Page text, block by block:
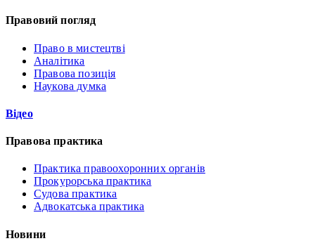
Правовий погляд
Право в мистецтві
Аналітика
Правова позиція
Наукова думка
Відео
Правова практика
Практика правоохоронних органів
Прокурорська практика
Судова практика
Адвокатська практика
Новини